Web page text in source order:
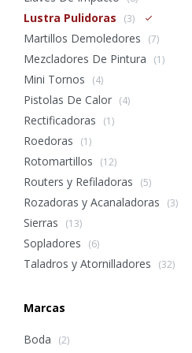
Lustra Pulidoras (3)
Martillos Demoledores (7)
Mezcladores De Pintura (1)
Mini Tornos (4)
Pistolas De Calor (4)
Rectificadoras (1)
Roedoras (1)
Rotomartillos (12)
Routers y Refiladoras (5)
Rozadoras y Acanaladoras (3)
Sierras (13)
Sopladores (6)
Taladros y Atornilladores (32)
Marcas
Boda (2)